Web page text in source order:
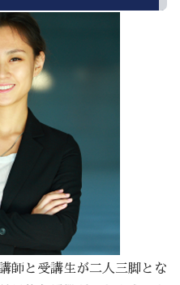
師と受講生が二人三脚とな